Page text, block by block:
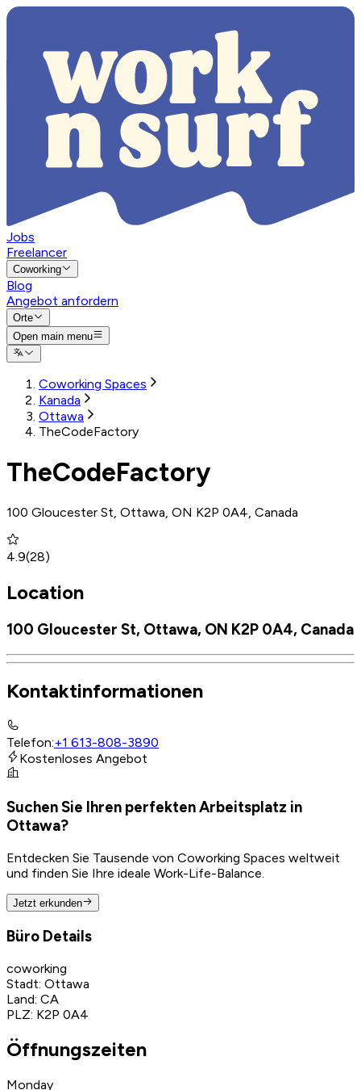
Jobs
Freelancer
Coworking
Blog
Angebot anfordern
Orte
Open main menu
Coworking Spaces
Kanada
Ottawa
TheCodeFactory
TheCodeFactory
100 Gloucester St, Ottawa, ON K2P 0A4, Canada
4.9(28)
Location
100 Gloucester St, Ottawa, ON K2P 0A4, Canada
Kontaktinformationen
Telefon:+1 613-808-3890
Kostenloses Angebot
Suchen Sie Ihren perfekten Arbeitsplatz in
Ottawa?
Entdecken Sie Tausende von Coworking Spaces weltweit
und finden Sie Ihre ideale Work-Life-Balance.
Jetzt erkunden
Büro Details
coworking
Stadt: Ottawa
Land: CA
PLZ: K2P 0A4
Öffnungszeiten
Monday